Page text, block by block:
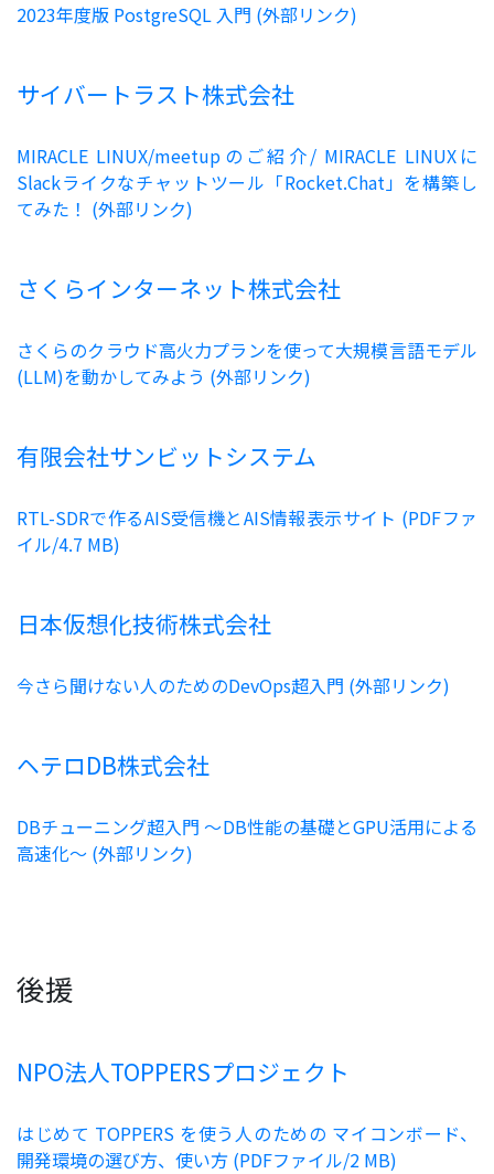
2023年度版 PostgreSQL 入門 (外部リンク)
サイバートラスト株式会社
MIRACLE LINUX/meetupのご紹介/ MIRACLE LINUXに
Slackライクなチャットツール「Rocket.Chat」を構築し
てみた！ (外部リンク)
さくらインターネット株式会社
さくらのクラウド高火力プランを使って大規模言語モデル
(LLM)を動かしてみよう (外部リンク)
有限会社サンビットシステム
RTL-SDRで作るAIS受信機とAIS情報表示サイト (PDFファ
イル/4.7 MB)
日本仮想化技術株式会社
今さら聞けない人のためのDevOps超入門 (外部リンク)
ヘテロDB株式会社
DBチューニング超入門 〜DB性能の基礎とGPU活用による
高速化〜 (外部リンク)
後援
NPO法人TOPPERSプロジェクト
はじめて TOPPERS を使う人のための マイコンボード、
開発環境の選び方、使い方 (PDFファイル/2 MB)